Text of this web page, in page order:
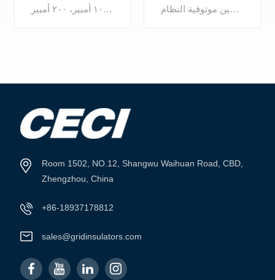
قاطع فيوز خارجي، الجهد المقنن: ٣ كيلو فولت، ١٠ كيلو فولت، ١٥ كيلو فولت، ٢٤ كيلو فولت، ٢٧ كيلو فولت، ٣٣ كيلو فولت، ٣٦ كيلو فولت، التيار: ١٠٠ أمبير، ٢٠٠ أمبير
عرض المزيد
فولت، صمامات ممتازةالمصهر هو جهاز حماية مدمج من التيار الزائد، يُذيب مكوناته الداخلية عند تجاوز التيار حدًا مُحددًا، مما يُؤدي إلى انقطاع الدائرة الكهربائية فورًا. يُستخدم المصهر عالي الجودة على نطاق واسع في توزيع الطاقة، ومعدات التوزيع، والمحولات، ولوحات التحكم، لضمان عزل سريع للأعطال، وتعزيز سلامة الدائرة، وتحسين موثوقية النظام.
Room 1502, NO.12, Shangwu Waihuan Road, CBD,
Zhengzhou, China
+86-18937178812
sales@gridinsulators.com